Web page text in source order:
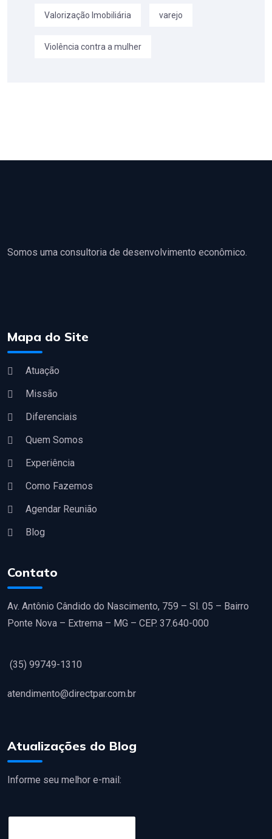
Valorização Imobiliária varejo
Violência contra a mulher
Somos uma consultoria de desenvolvimento econômico.
Mapa do Site
Atuação
Missão
Diferenciais
Quem Somos
Experiência
Como Fazemos
Agendar Reunião
Blog
Contato
Av. Antônio Cândido do Nascimento, 759 – Sl. 05 – Bairro
Ponte Nova – Extrema – MG – CEP. 37.640-000
(35) 99749-1310
atendimento@directpar.com.br
Atualizações do Blog
Informe seu melhor e-mail:
E